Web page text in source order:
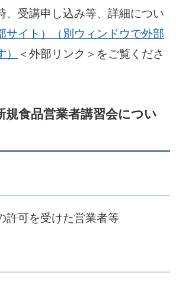
受講申し込み等、詳細につい
サイト）（別ウィンドウで外部
＜外部リンク＞ をご覧くださ
規食品営業者講習会につい
許可を受けた営業者等